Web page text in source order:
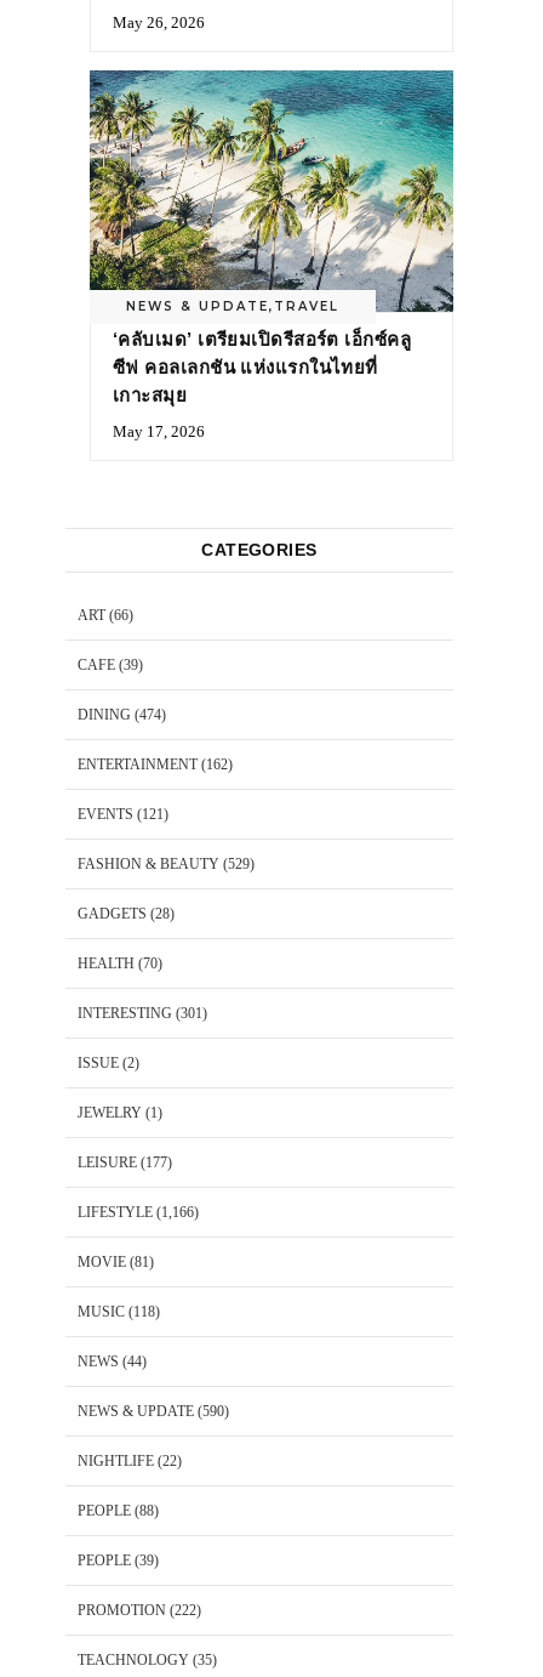
May 26, 2026
NEWS & UPDATE, TRAVEL
‘คลับเมด’ เตรียมเปิดรีสอร์ต เอ็กซ์คลู
ซีฟ คอลเลกชัน แห่งแรกในไทยที่
เกาะสมุย
May 17, 2026
CATEGORIES
ART(66)
CAFE (39)
DINING (474)
ENTERTAINMENT(162)
EVENTS (121)
FASHION & BEAUTY (529)
GADGETS (28)
HEALTH (70)
INTERESTING (301)
ISSUE (2)
JEWELRY (1)
LEISURE (177)
LIFESTYLE (1,166)
MOVIE (81)
MUSIC (118)
NEWS (44)
NEWS & UPDATE (590)
NIGHTLIFE (22)
PEOPLE (88)
PEOPLE (39)
PROMOTION (222)
TEACHNOLOGY (35)